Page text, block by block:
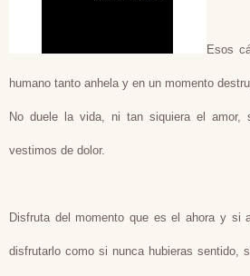
Esos
humano tanto anhela y en un momento
No duele la vida, ni tan siquiera el amor,
vestimos de dolor.
Disfruta del momento que es el ahora y si
disfrutarlo como si nunca hubieras sentido,